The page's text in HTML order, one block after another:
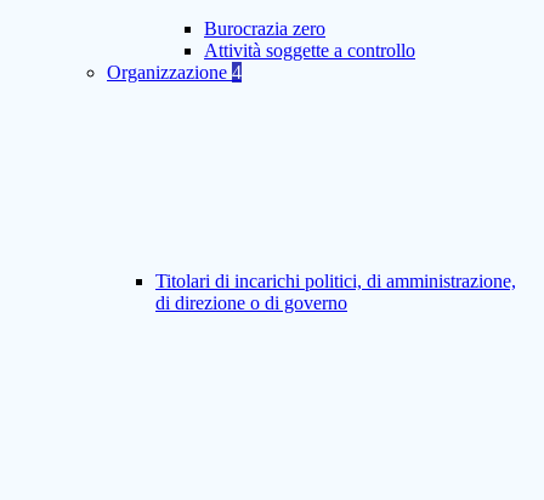
Burocrazia zero
Attività soggette a controllo
Organizzazione 4
Titolari di incarichi politici, di amministrazione,
di direzione o di governo